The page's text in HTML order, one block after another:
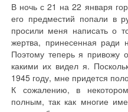
В ночь с 21 на 22 января
его предместий попали в
просили меня написать о
жертва, принесенная ради
Поэтому теперь я привожу
какими их видел я.
1945 году, мне придется
К сожалению, в
полным, так как многие